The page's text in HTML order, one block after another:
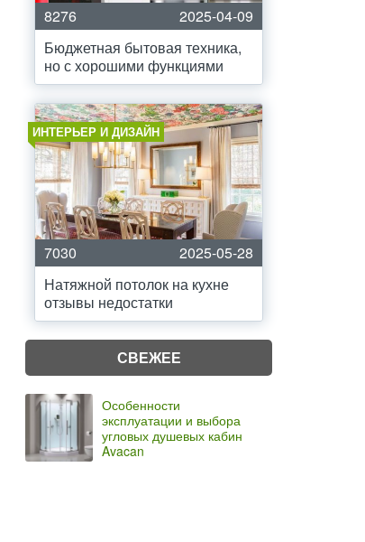
8276
2025-04-09
Бюджетная бытовая техника,
но с хорошими функциями
ИНТЕРЬЕР И ДИЗАЙН
7030
2025-05-28
Натяжной потолок на кухне
отзывы недостатки
СВЕЖЕЕ
Особенности
эксплуатации и выбора
угловых душевых кабин
Avacan